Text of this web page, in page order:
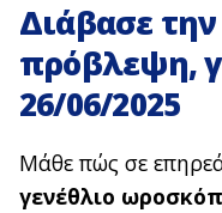
Διάβασε
πρόβλεψη,
26/06/2025
Μάθε πώς σε
γενέθλιο